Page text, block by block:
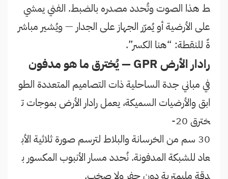
ط هذا الصوت وتُحدد مصدره بالضبط. الفني يمشي
على الأرضية أو يُمرّر الجهاز على الجدار — ويُشير مباشر
ةً للنقطة: “هنا الكسر”.
رادار الأرض GPR — يُخترق ما هو مدفون
في مباني جدة الساحلية ذات التصاميم المتعددة الطو
ابق والأرضيات السميكة، يعمل رادار الأرض بموجات ت
خترق 20-
30 سم من الخرسانة والبلاط لترسم صورة ثلاثية الأب
عاد للشبكة المدفونة. نُحدد مسار الأنبوب المكسور ب
دقة مليمترية دون حفر ولا صخب.